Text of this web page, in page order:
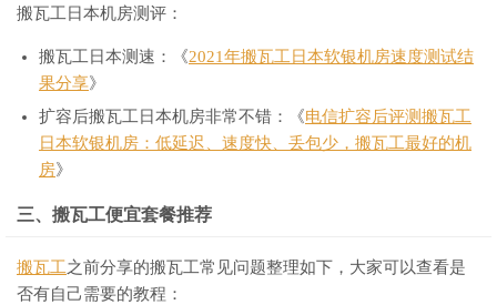
搬瓦工日本机房测评：
搬瓦工日本测速：《2021年搬瓦工日本软银机房速度测试结
果分享》
扩容后搬瓦工日本机房非常不错：《电信扩容后评测搬瓦工
日本软银机房：低延迟、速度快、丢包少，搬瓦工最好的机
房》
三、搬瓦工便宜套餐推荐
搬瓦工之前分享的搬瓦工常见问题整理如下，大家可以查看是
否有自己需要的教程：